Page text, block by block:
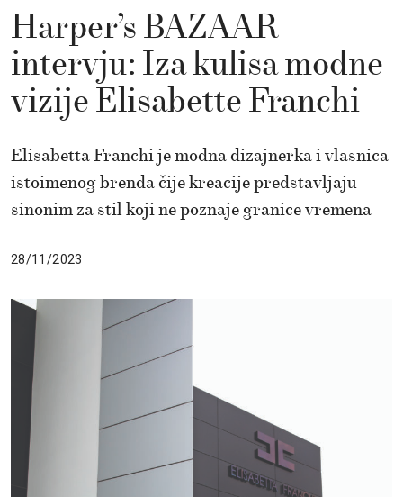
Harper’s BAZAAR
intervju: Iza kulisa modne
vizije Elisabette Franchi
Elisabetta Franchi je modna dizajnerka i vlasnica
istoimenog brenda čije kreacije predstavljaju
sinonim za stil koji ne poznaje granice vremena
28/11/2023